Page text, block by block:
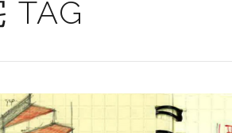
TAG